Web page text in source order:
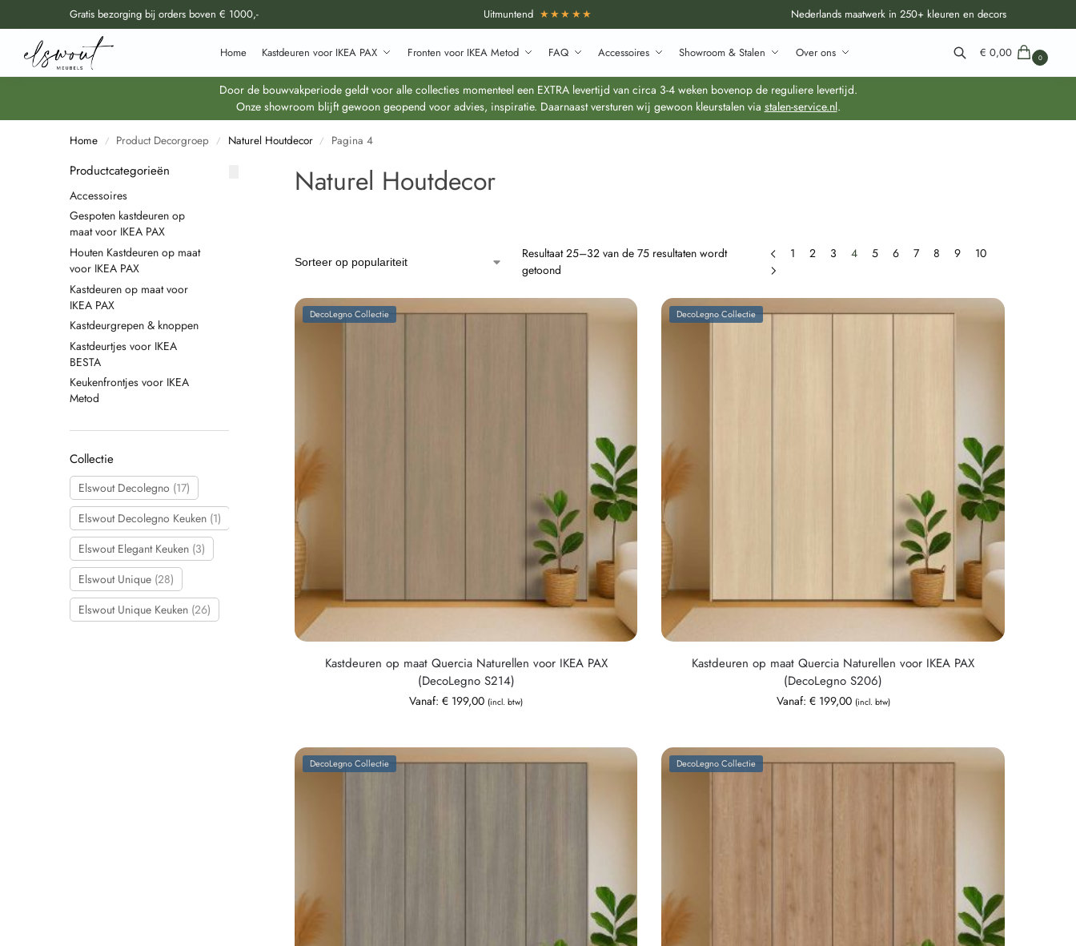
Gratis bezorging bij orders boven € 1000,- Uitmuntend ★★★★★ Nederlands maatwerk in 250+ kleuren en decors
Home Kastdeuren voor IKEA PAX Fronten voor IKEA Metod FAQ Accessoires Showroom & Stalen Over ons
Doorzoek al onze producten
Zoeken
€ 0,00 0
Door de bouwvakperiode geldt voor alle collecties momenteel een EXTRA levertijd van circa 3-4 weken bovenop de reguliere levertijd.
Onze showroom blijft gewoon geopend voor advies, inspiratie. Daarnaast versturen wij gewoon kleurstalen via stalen-service.nl.
Home / Product Decorgroep / Naturel Houtdecor / Pagina 4
Naturel Houtdecor
Resultaat 25–32 van de 75 resultaten wordt
getoond
1 2 3 4 5 6 7 8 9 10
DecoLegno Collectie
Kastdeuren op maat Quercia Naturellen voor IKEA PAX
(DecoLegno S214)
Vanaf:€ 199,00 (incl. btw)
DecoLegno Collectie
Kastdeuren op maat Quercia Naturellen voor IKEA PAX
(DecoLegno S206)
Vanaf: €199,00 (incl. btw)
DecoLegno Collectie DecoLegno Collectie
Productcategorieën
Accessoires
Gespoten kastdeuren op
maat voor IKEA PAX
Houten Kastdeuren op maat
voor IKEA PAX
Kastdeuren op maat voor
IKEA PAX
Kastdeurgrepen & knoppen
Kastdeurtjes voor IKEA
BESTA
Keukenfrontjes voor IKEA
Metod
Collectie
Elswout Decolegno (17)
Elswout Decolegno Keuken (1)
Elswout Elegant Keuken (3)
Elswout Unique (28)
Elswout Unique Keuken (26)